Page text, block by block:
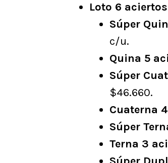
Loto 6 aciertos
Súper
c/u.
Quina 5
Súper
$46.660.
Cuaterna
Súper
Terna 3